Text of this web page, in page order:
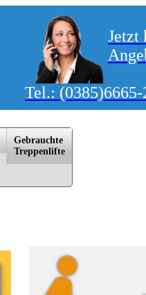
Jetzt
Tel.: (0385)6665-
Gebrauchte
Trep­pen­lif­te